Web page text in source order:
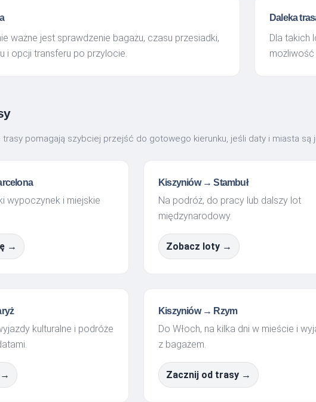
ważne jest sprawdzenie bagażu, czasu przesiadki,
i opcji transferu po przylocie.
Daleka
Dla takich
możliwość
trasy pomagają szybciej przejść do gotowego kierunku, jeśli daty i miasta są
wypoczynek i miejskie
→
Kiszyniów → Stambuł
Na podróż, do pracy lub dalszy lot
międzynarodowy.
Zobacz loty →
kulturalne i podróże
→
Kiszyniów → Rzym
Do Włoch, na kilka dni w mieście i
z bagażem.
Zacznij od trasy →